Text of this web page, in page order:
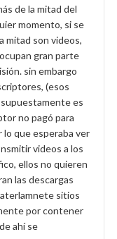
de la mitad del
momento, si se
mitad son videos,
gran parte
sin embargo
(esos
supuestamente es
no pagó para
que esperaba ver
videos a los
ellos no quieren
las descargas
sitios
por contener
ahí se